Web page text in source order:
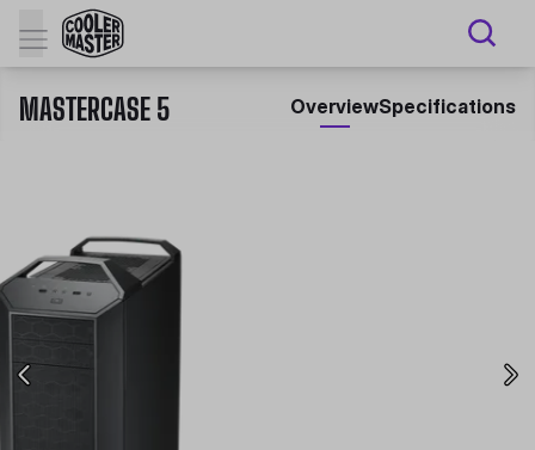
MASTERCASE 5 OverviewSpecifications